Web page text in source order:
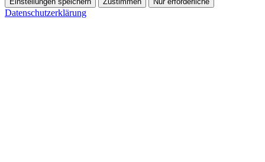
Datenschutzerklärung